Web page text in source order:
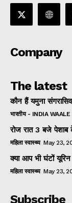
Company
The latest
कौन हैं यमुना
भारतीय - INDIA WAALE
रोज रात 3 बजे पेशाब
महिला स्वास्थ्य May 23,
क्या आप भी घंटों यूरिन
महिला स्वास्थ्य May 23,
Subscribe